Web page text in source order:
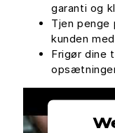
garanti og
Tjen penge
kunden
Frigør dine